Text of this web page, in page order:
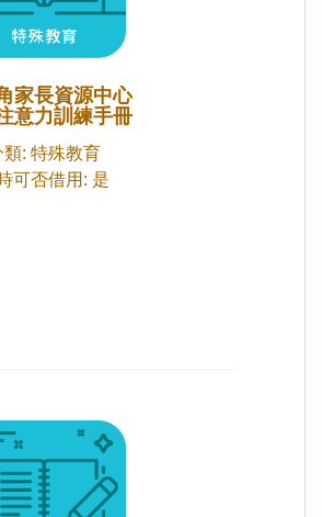
家長資源中心
意力訓練手冊
類: 特殊教育
可否借用: 是